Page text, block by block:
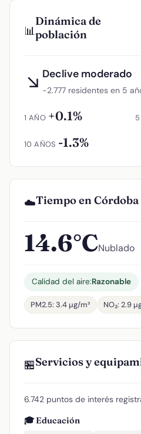
📊
Dinámica de
población
↘ Declive moderado
−2.777 residentes en 5
1 AÑO +0.1%
10 AÑOS -1.3%
☁️Tiempo en Córdoba
14.6°CNublado
Calidad del aire:Razonable
PM2.5: 3.4 µg/m³ NO₂: 2.9
🏪Servicios y
6.742 puntos de interés
🎓 Educación